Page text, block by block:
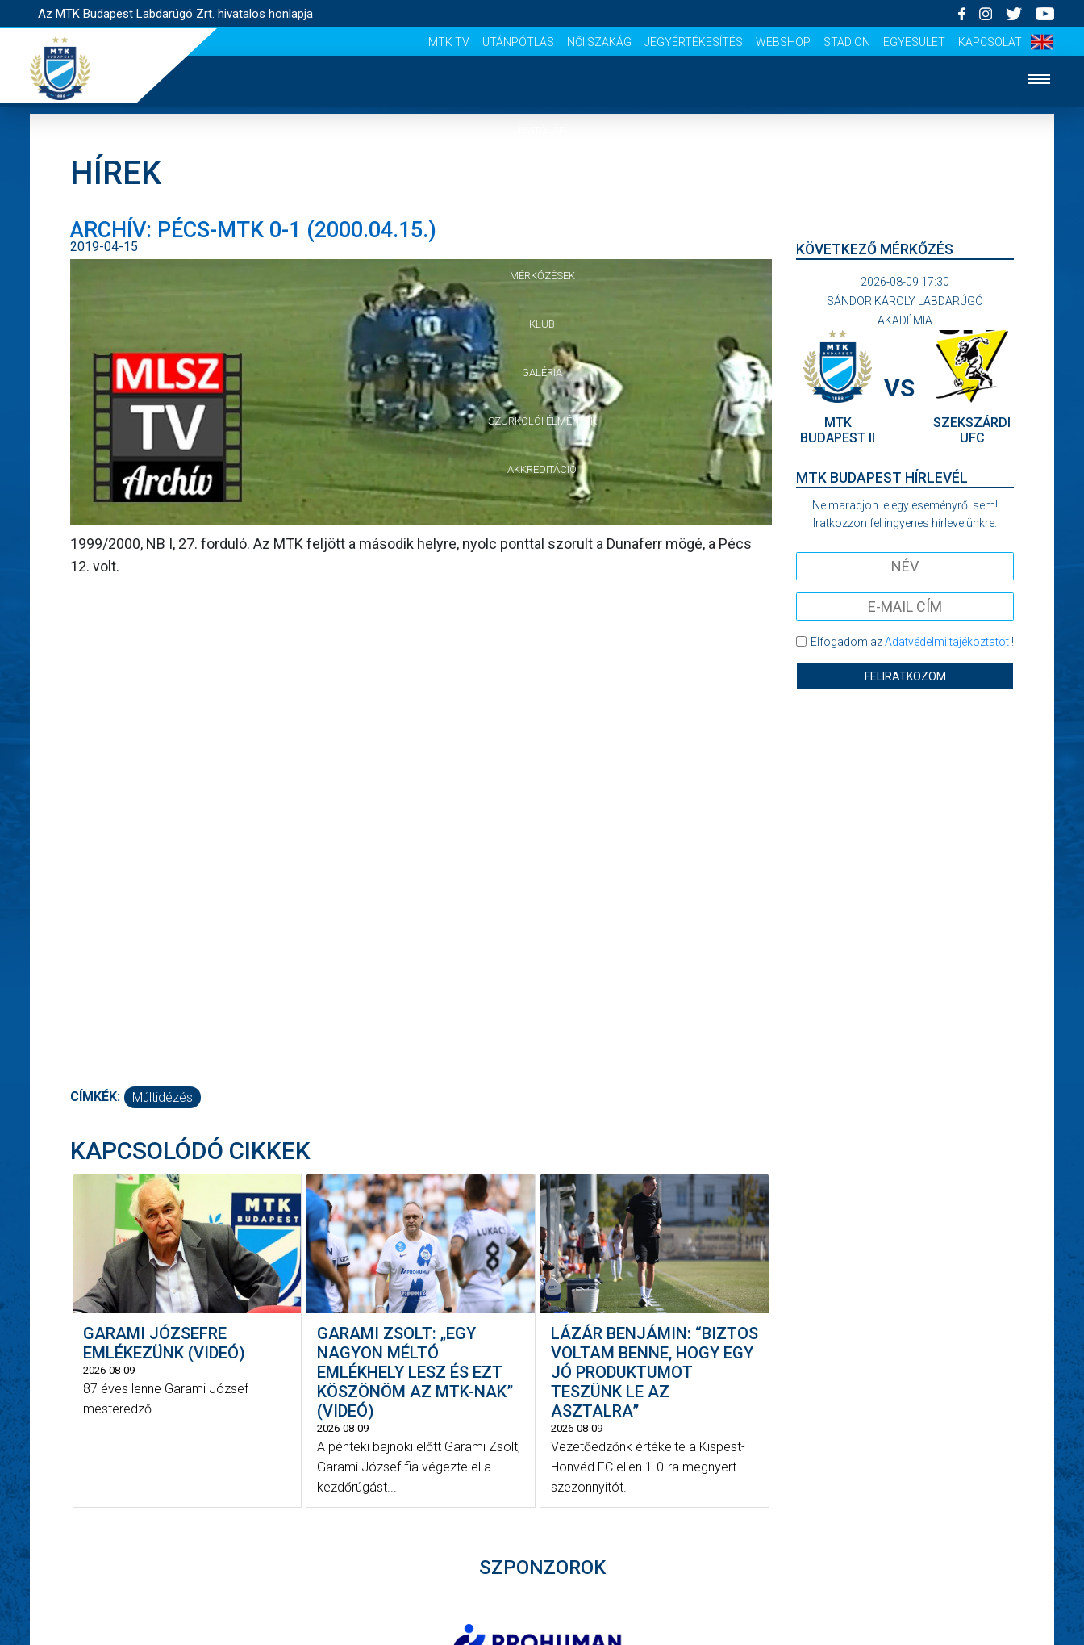
Az MTK Budapest Labdarúgó Zrt. hivatalos honlapja
MTK TV UTÁNPÓTLÁS NŐI SZAKÁG JEGYÉRTÉKESÍTÉS WEBSHOP STADION EGYESÜLET KAPCSOLAT
MÉRKŐZÉSEK
KLUB
GALÉRIA
SZURKOLÓI ÉLMÉNYEK
AKKREDITÁCIÓ
HÍREK
ARCHÍV: PÉCS-MTK 0-1 (2000.04.15.)
2019-04-15
1999/2000, NB I, 27. forduló. Az MTK feljött a második helyre, nyolc ponttal szorult a Dunaferr mögé, a Pécs
12. volt.
CÍMKÉK: Múltidézés
KAPCSOLÓDÓ CIKKEK
GARAMI JÓZSEFRE
EMLÉKEZÜNK (VIDEÓ)
2026-08-09
87 éves lenne Garami József
mesteredző.
GARAMI ZSOLT: „EGY
NAGYON MÉLTÓ
EMLÉKHELY LESZ ÉS EZT
KÖSZÖNÖM AZ MTK-NAK”
(VIDEÓ)
2026-08-09
A pénteki bajnoki előtt Garami Zsolt,
Garami József fia végezte el a
kezdőrúgást...
LÁZÁR BENJÁMIN: “BIZTOS
VOLTAM BENNE, HOGY EGY
JÓ PRODUKTUMOT
TESZÜNK LE AZ
ASZTALRA”
2026-08-09
Vezetőedzőnk értékelte a Kispest-
Honvéd FC ellen 1-0-ra megnyert
szezonnyitót.
KÖVETKEZŐ MÉRKŐZÉS
2026-08-09 17:30
SÁNDOR KÁROLY LABDARÚGÓ
AKADÉMIA
MTK
BUDAPEST II
VS
SZEKSZÁRDI
UFC
MTK BUDAPEST HÍRLEVÉL
Ne maradjon le egy eseményről sem!
Iratkozzon fel ingyenes hírlevelünkre:
Elfogadom azAdatvédelmi tájékoztatót!
FELIRATKOZOM
SZPONZOROK